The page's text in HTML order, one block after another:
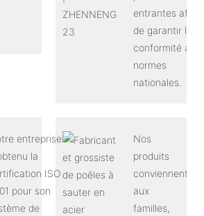
entrantes afin
de garantir leur
conformité aux
normes
nationales.
entreprise
la
ISO
pour son
de
Nos
produits
conviennent
aux
familles,